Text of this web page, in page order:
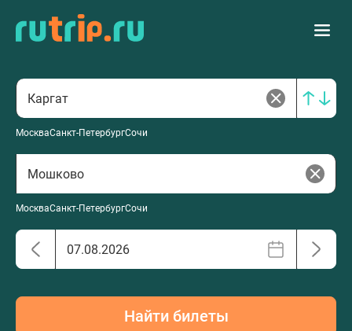
МоскваСанкт-ПетербургСочи
МоскваСанкт-ПетербургСочи
Найти билеты